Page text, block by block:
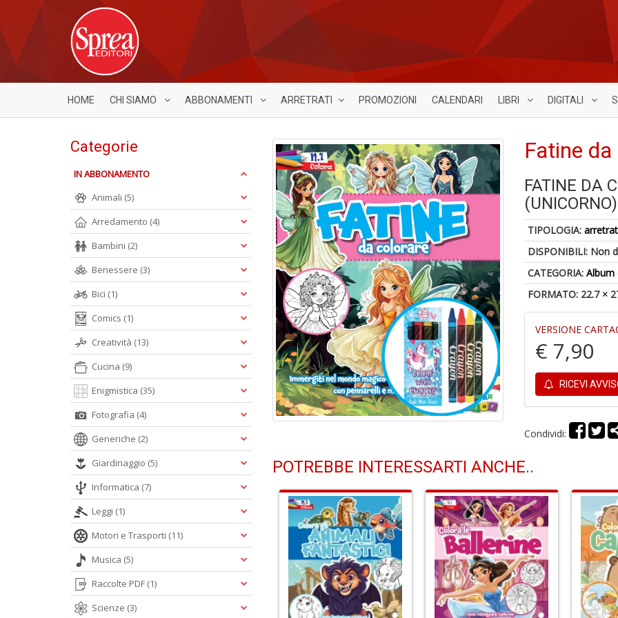
HOME CHI SIAMO ABBONAMENTI ARRETRATI PROMOZIONI CALENDARI LIBRI DIGITALI
Fatine
FATINE DA
(UNICORNO)
TIPOLOGIA:
DISPONIBILI: Non
CATEGORIA:Album
FORMATO: 22.7 ×
VERSIONE
€ 7,90
RICEVI
Condividi:
POTREBBE INTERESSARTI ANCHE..
Categorie
IN ABBONAMENTO
Animali (5)
Arredamento (4)
Bambini (2)
Benessere (3)
Bici (1)
Comics (1)
Creatività (13)
Cucina (9)
Enigmistica (35)
Fotografia (4)
Generiche (2)
Giardinaggio (5)
Informatica (7)
Leggi (1)
Motori e Trasporti (11)
Musica (5)
Raccolte PDF (1)
Scienze (3)